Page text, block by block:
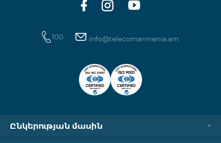
100 info@telecomarmenia.am
Ընկերության մասին